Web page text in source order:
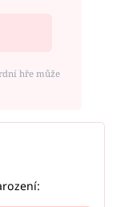
hře může